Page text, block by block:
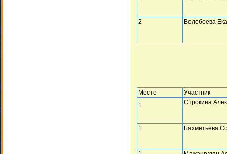
2 Волобоева
Место
Участник
1
Строкина
1 Бахметьева